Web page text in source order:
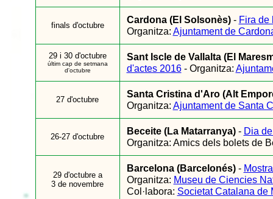
finals d'octubre
Cardona (El Solsonès)- Fira de
Organitza: Ajuntament de
29 i 30 d'octubre
últim cap de setmana
d'octubre
Sant Iscle de Vallalta (El
d'actes 2016- Organitza:
27 d'octubre
Santa Cristina d'Aro (Alt
Organitza: Ajuntament de Santa
26-27 d'octubre
Beceite (La Matarranya)- Dia
Organitza: Amics dels bolets de
29 d'octubre a
3 de novembre
Barcelona (Barcelonés)-
Organitza: Museu de Ciencies
Col·labora: Societat Catalana de